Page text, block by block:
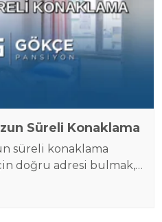
Süreli Konaklama
süreli konaklama
doğru adresi bulmak,
bir oda seçmekten
Uzun süre